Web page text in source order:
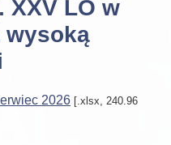
XXV LO w
wysoką
2026 [.xlsx, 240.96